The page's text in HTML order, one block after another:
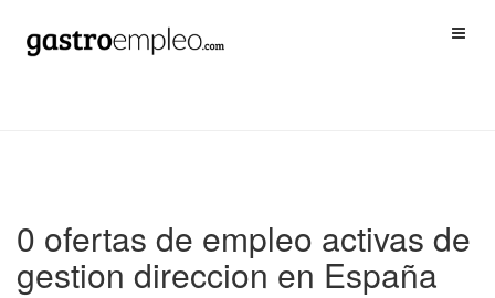
0 ofertas de empleo activas de
gestion direccion en España